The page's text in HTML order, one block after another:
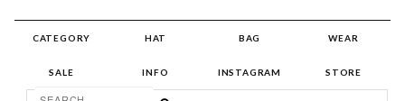
CATEGORY HAT BAG WEAR
SALE INFO INSTAGRAM STORE